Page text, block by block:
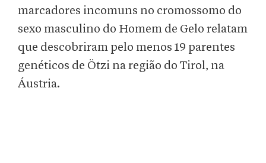
marcadores incomuns no cromossomo do
sexo masculino do Homem de Gelo relatam
que descobriram pelo menos 19 parentes
genéticos de Ötzi na região do Tirol, na
Áustria.